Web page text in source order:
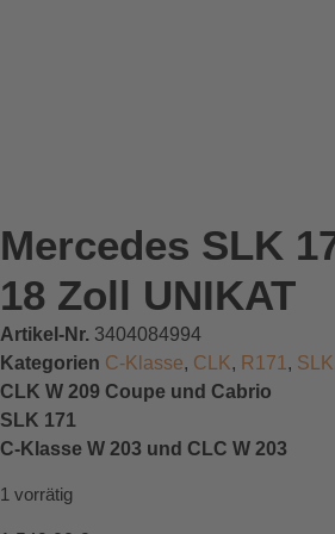
Mercedes SLK
18 Zoll UNIKAT
Artikel-Nr. 3404084994
Kategorien C-Klasse, CLK, R171 , SLK
CLK W 209 Coupe und Cabrio
SLK 171
C-Klasse W 203 und CLC W 203
1 vorrätig